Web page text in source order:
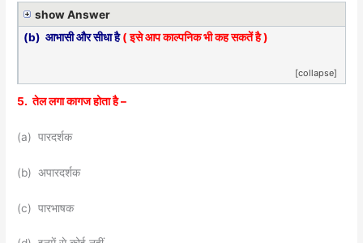
show Answer
(b) आभासी और सीधा है( इसे आप काल्पनिक भी कह सकतें है )
[collapse]
5. तेल लगा कागज होता है –
(a) पारदर्शक
(b) अपारदर्शक
(c) पारभाषक